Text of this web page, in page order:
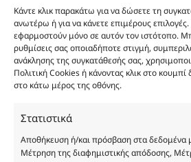
Κάντε κλικ παρακάτω για να δώσετε τη
ανωτέρω ή για να κάνετε επιμέρους
εφαρμοστούν μόνο σε αυτόν τον ιστότοπο.
ρυθμίσεις σας οποιαδήποτε στιγμή,
ανάκλησης της συγκατάθεσής σας,
Πολιτική Cookies ή κάνοντας κλικ στο κουμπί
στο κάτω μέρος της οθόνης.
Στατιστικά
Αποθήκευση ή/και πρόσβαση στα δεδομένα
Μέτρηση της διαφημιστικής απόδοσης,
Σκοπός τους είναι η διευκόλυνση
Σε καμία περίπτωση δεν
αυθεντικά αρώματα και δεν
πραγματικότητα. Πρόθεση της
είναι η παραπλάνηση και η
καταναλωτή. Όλα μας τα προϊόντα
αντίστοιχα αυθεντικά γνωστών
ονομασίες, οι εικόνες και τα
προϊόντων αποτελούν